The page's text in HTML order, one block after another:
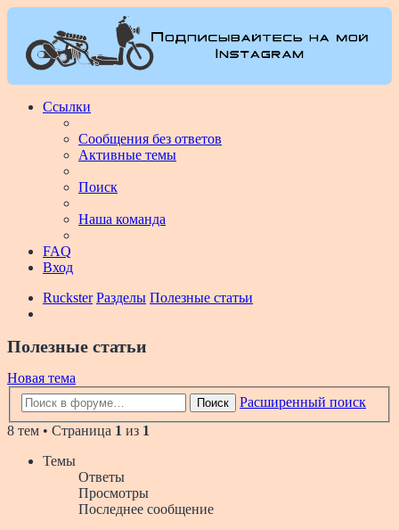
Ссылки
Сообщения без ответов
Активные темы
Поиск
Наша команда
FAQ
Вход
Ruckster Разделы Полезные статьи
Полезные статьи
Новая тема
Поиск
Расширенный поиск
8 тем • Страница 1 из 1
Темы
Ответы
Просмотры
Последнее сообщение